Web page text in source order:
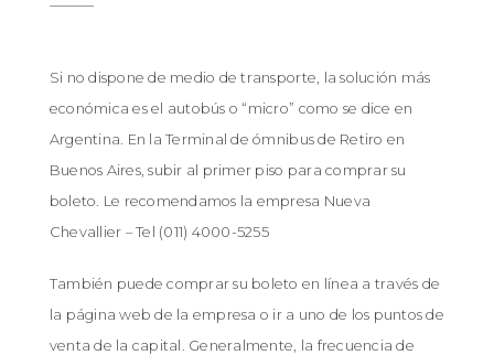
Si no dispone de medio de transporte, la solución más
económica es el autobús o “micro” como se dice en
Argentina. En la Terminal de ómnibus de Retiro en
Buenos Aires, subir al primer piso para comprar su
boleto. Le recomendamos la empresa Nueva
Chevallier – Tel (011) 4000-5255
También puede comprar su boleto en línea a través de
la página web de la empresa o ir a uno de los puntos de
venta de la capital. Generalmente, la frecuencia de
Como llegar a San Antonio de
Areco?
Conozca las diferentes opciones para llegar a
San Antonio de Areco desde Buenos Aires.